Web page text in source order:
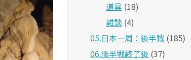
道具 (18)
雑談 (4)
05.日本一周：後半戦 (185)
06.後半戦終了後 (37)